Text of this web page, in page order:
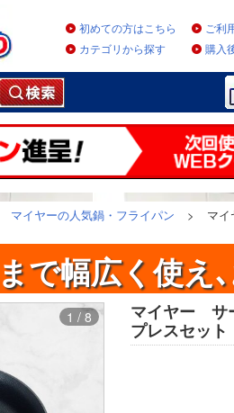
初めての方はこちら ご利
カテゴリから探す
購入
マイヤーの人気鍋・フライパン >
マ
で幅広く使え
1 / 8
マイヤー サ
プレスセッ